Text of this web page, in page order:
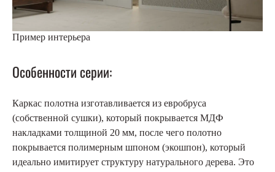
Пример интерьера
Особенности серии:
Каркас полотна изготавливается из евробруса
(собственной сушки), который покрывается МДФ
накладками толщиной 20 мм, после чего полотно
покрывается полимерным шпоном (экошпон), который
идеально имитирует структуру натурального дерева. Это